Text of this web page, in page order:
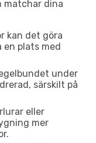
matchar dina
kan det göra
plats med
under
särskilt på
eller
mer